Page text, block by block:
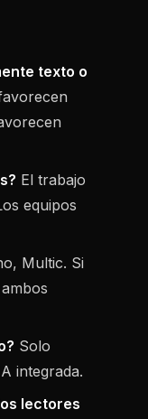
texto o
El trabajo
equipos
Multic. Si
Solo
integrada.
lectores